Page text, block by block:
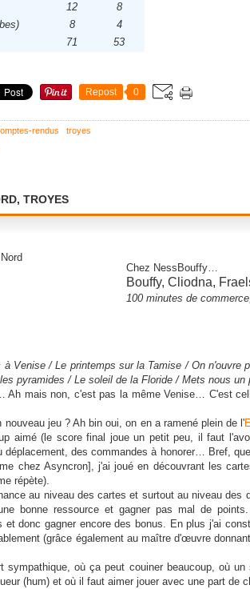
12
8
8
4
71 53
Repost 0
rendus
troyes
TROYES
Chez NessBouffy…
Bouffy, Cliodna,
100 minutes de
à Venise / Le printemps sur la Tamise / On n'ouvre
pyramides / Le soleil de la Floride / Mets nous un
mais non, c'est pas la même Venise… C'est
nouveau jeu ? Ah bin oui, on en a ramené plein de l'
aimé (le score final joue un petit peu, il faut
déplacement, des commandes à honorer… Bref,
chez Asyncron], j'ai joué en découvrant les
répète).
au niveau des cartes et surtout au niveau des
bonne ressource et gagner pas mal de
et donc gagner encore des bonus. En plus j'ai
(grâce également au maître d'œuvre
sympathique, où ça peut couiner beaucoup, où
(hum) et où il faut aimer jouer avec une part de